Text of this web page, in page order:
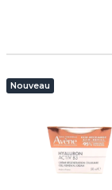
Nouveau